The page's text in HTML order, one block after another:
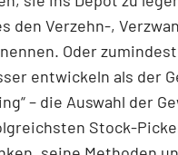
den Verzehn-,
Oder
entwickeln als der
– die Auswahl der
Stock-